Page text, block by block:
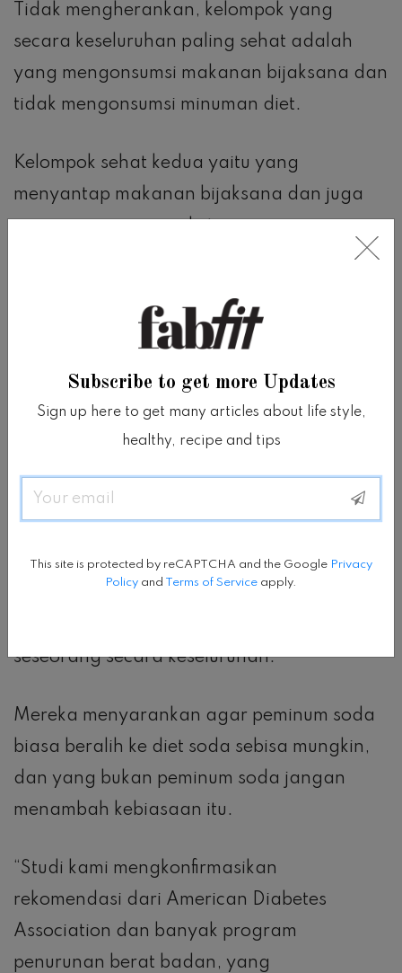
Tidak mengherankan, kelompok yang
secara keseluruhan paling sehat adalah
yang mengonsumsi makanan bijaksana dan
tidak mengonsumsi minuman diet.
Kelompok sehat kedua yaitu yang
menyantap makanan bijaksana dan juga
minuman diet, mereka yang makan
makanan barat yang tinggi lemak adalah
kelompok yang paling tidak sehat – dan
memiliki risiko tertinggi untuk kondisi seperti
sindrom metabolik dan penyakit jantung.
Studi tersebut tampaknya menunjukkan
bagian dari diet sehat, namun para peneliti
menekankan bahwa banyak faktor yang
seseorang secara keseluruhan.
Mereka menyarankan agar peminum soda
biasa beralih ke diet soda sebisa mungkin,
dan yang bukan peminum soda jangan
menambah kebiasaan itu.
“Studi kami mengkonfirmasikan
rekomendasi dari American Diabetes
Association dan banyak program
penurunan berat badan, yang
Subscribe to get more Updates
Sign up here to get many articles about life style,
healthy, recipe and tips
Email
This site is protected by reCAPTCHA and the Google Privacy
Policy and Terms of Service apply.